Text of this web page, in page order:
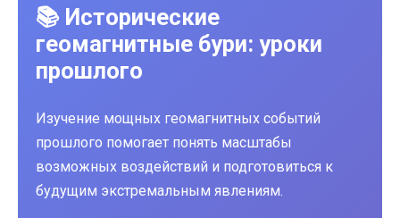
📚 Исторические
геомагнитные бури: уроки
прошлого
Изучение мощных геомагнитных событий
прошлого помогает понять масштабы
возможных воздействий и подготовиться к
будущим экстремальным явлениям.